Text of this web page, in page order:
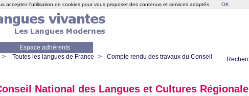
Espace adhérents
> Toutes les langues de France >
Compte rendu des travaux du Conseil
National des Langues et Cultures
acceptez l'utilisation de cookies pour vous proposer des contenus et services adaptés OK